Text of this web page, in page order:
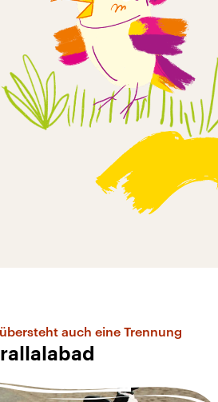
auch eine Trennung